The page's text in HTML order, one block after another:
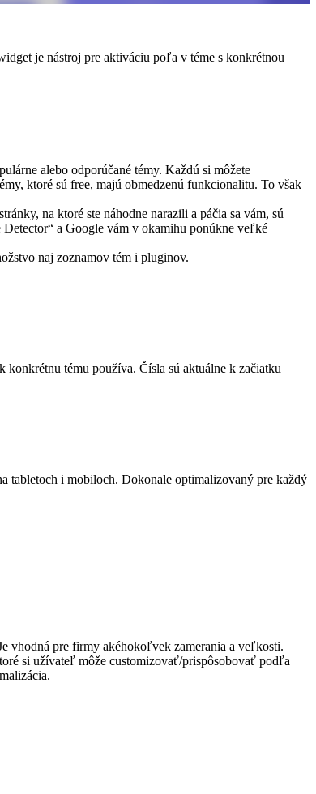
je nástroj pre aktiváciu poľa v téme s konkrétnou
alebo odporúčané témy. Každú si môžete
ktoré sú free, majú obmedzenú funkcionalitu. To však
na ktoré ste náhodne narazili a páčia sa vám, sú
a Google vám v okamihu ponúkne veľké
naj zoznamov tém i pluginov.
tému používa. Čísla sú aktuálne k začiatku
tabletoch i mobiloch. Dokonale optimalizovaný pre každý
vhodná pre firmy akéhokoľvek zamerania a veľkosti.
si užívateľ môže customizovať/prispôsobovať podľa